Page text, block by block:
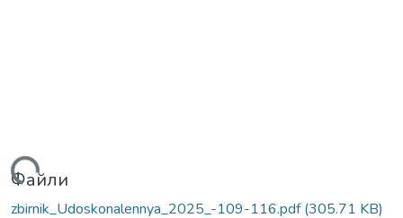
Файли
zbirnik_Udoskonalennya_2025_-109-116.pdf(305.71 KB)